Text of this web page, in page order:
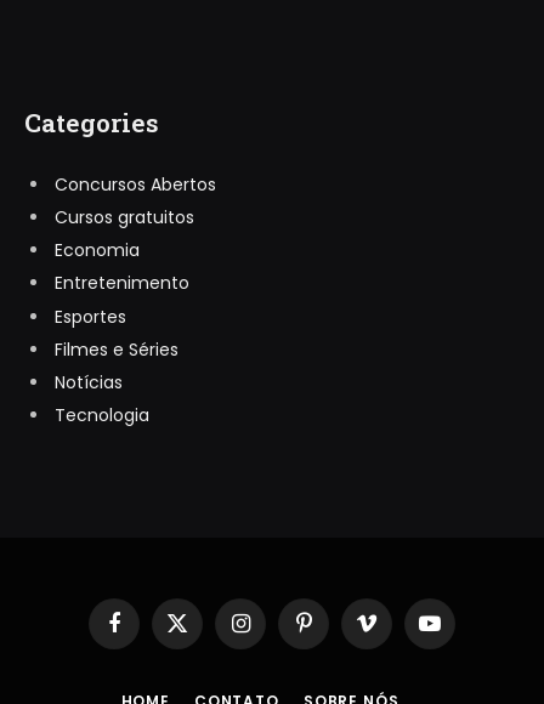
Categories
Concursos Abertos
Cursos gratuitos
Economia
Entretenimento
Esportes
Filmes e Séries
Notícias
Tecnologia
Facebook
X
(Twitter)
InstagramPinterestVimeo YouTube